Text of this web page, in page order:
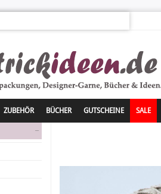
ZUBEHÖR BÜCHER GUTSCHEINE SALE